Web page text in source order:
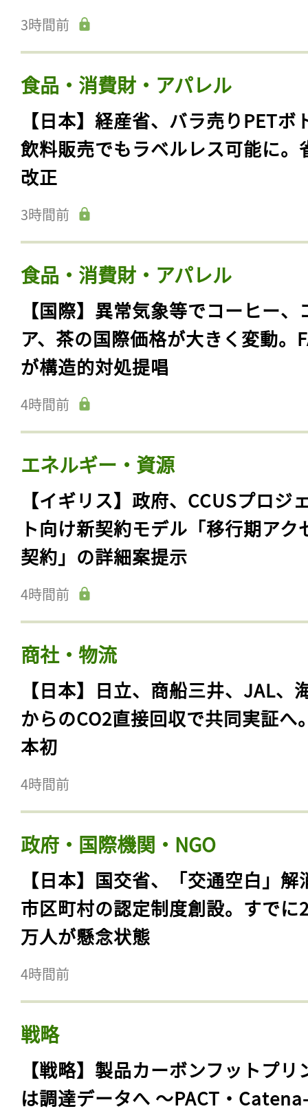
3時間前
食品・消費財・アパレル
【日本】経産省、バラ売りPETボ
飲料販売でもラベルレス可能に。
改正
3時間前
食品・消費財・アパレル
【国際】異常気象等でコーヒー、
ア、茶の国際価格が大きく変動。
が構造的対処提唱
4時間前
エネルギー・資源
【イギリス】政府、CCUSプロジ
ト向け新契約モデル「移行期アク
契約」の詳細案提示
4時間前
商社・物流
【日本】日立、商船三井、JAL、
からのCO2直接回収で共同実証へ
本初
4時間前
政府・国際機関・NGO
【日本】国交省、「交通空白」解
市区町村の認定制度創設。すでに
万人が懸念状態
4時間前
戦略
【戦略】製品カーボンフットプリ
は調達データへ 〜PACT・